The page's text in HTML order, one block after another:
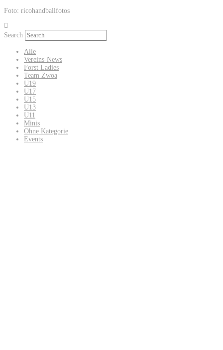
Foto: ricohandballfotos
Search
Alle
Vereins-News
Forst Ladies
Team Zwoa
U19
U17
U15
U13
U11
Minis
Ohne Kategorie
Events